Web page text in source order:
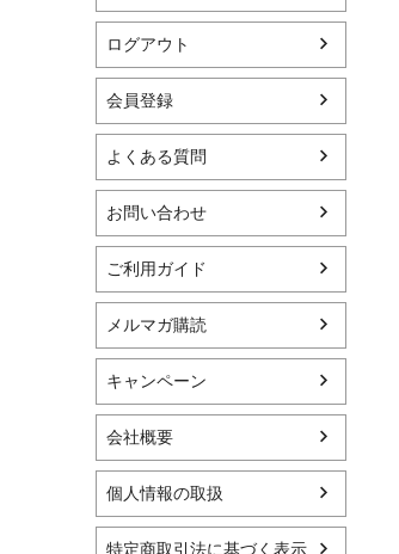
ログアウト
会員登録
よくある質問
お問い合わせ
ご利用ガイド
メルマガ購読
キャンペーン
会社概要
個人情報の取扱
特定商取引法に基づく表示